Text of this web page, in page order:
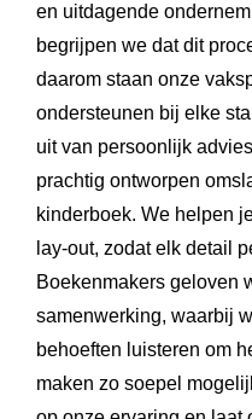
en uitdagende
begrijpen we dat dit
daarom staan onze
ondersteunen bij elke
uit van persoonlijk
prachtig ontworpen
kinderboek. We helpen
lay-out, zodat elk detail
Boekenmakers geloven
samenwerking, waarbij
behoeften luisteren om
maken zo soepel